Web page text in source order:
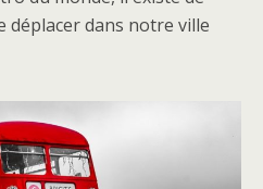
déplacer dans notre ville